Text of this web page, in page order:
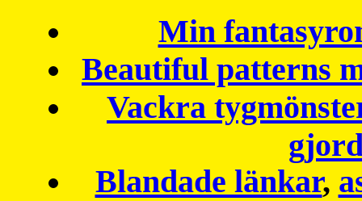
Min
Beautiful patterns
Vackra
Blandade länkar,